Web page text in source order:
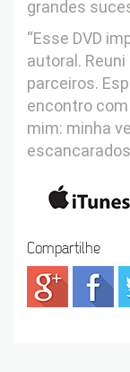
grandes
“Esse DVD
autoral.
parceiros.
encontro
mim: minha
Compartilhe